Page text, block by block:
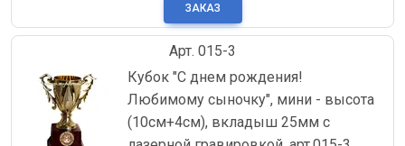
Арт. 015-3
Кубок "С днем рождения!
Любимому сыночку", мини - высота
(10см+4см), вкладыш 25мм с